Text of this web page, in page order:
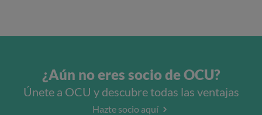
¿Aún no eres socio de OCU?
Únete a OCU y descubre todas las ventajas
Hazte socio aquí